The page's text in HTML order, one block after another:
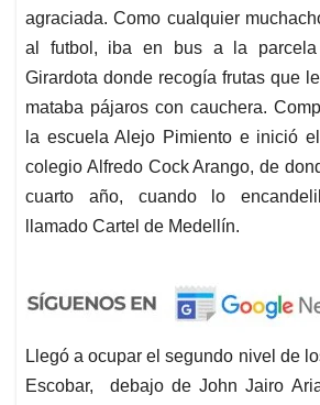
agraciada. Como cualquier
al futbol, iba en bus a la
Girardota donde recogía frutas que
mataba pájaros con cauchera.
la escuela Alejo Pimiento e inició
colegio Alfredo Cock Arango, de
cuarto año, cuando lo
llamado Cartel de Medellín.
Llegó a ocupar el segundo nivel de
Escobar, debajo de John Jairo